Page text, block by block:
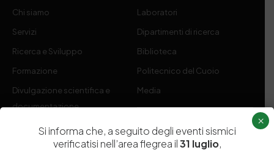
Chi siamo
Servizi
Ricerca e Sviluppo
Formazione
Divulgazione scientifica e
documentazione
Contribuenti
Laboratori
Dipartimenti di ricerca
Biblioteca
Politecnico del Cuoio
Media
Amministrazione Trasparente
Si informa che, a seguito degli eventi sismici
verificatisi nell’area flegrea il31 luglio,
×